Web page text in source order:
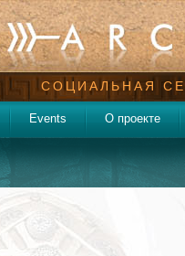
СОЦИАЛЬНАЯ
Events О проекте